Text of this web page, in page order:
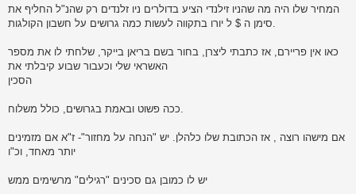
המחיר שלו היה מה שהניו זילנדי הציע בדולרים ניו זלנדים רק שהנ"ל החליף את
סימן ה $ ל יורו בתקווה לעשות כמה גרושים על חשבון הקולגות.
כאו אין פריירם, אז כתבתי ליצרן, בחור בשם בריאן בייקר, שלחתי לו את מספר
האשראי שלי וכעבור שבוע קיבלתי את
הסכין
ככה פשוט ובאמת בגרושים, כולל משלוח.
אם מישהו רוצה , אז הכתובת שלו כלהלן. יש "הנחה על מחזור"- ז"א אם מזמינים
יותר מאחד, וכ"ו
יש לו כמובן גם סכינים "רגילים" מרשימים ממש